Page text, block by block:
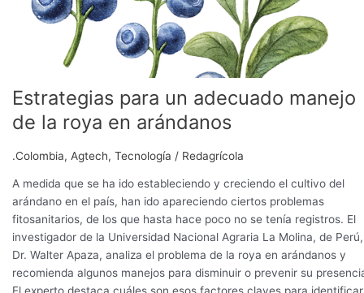
Estrategias para un adecuado manejo
de la roya en arándanos
.Colombia, Agtech, Tecnología / Redagrícola
A medida que se ha ido estableciendo y creciendo el cultivo del
arándano en el país, han ido apareciendo ciertos problemas
fitosanitarios, de los que hasta hace poco no se tenía registros. El
investigador de la Universidad Nacional Agraria La Molina, de Perú,
Dr. Walter Apaza, analiza el problema de la roya en arándanos y
recomienda algunos manejos para disminuir o prevenir su
roya